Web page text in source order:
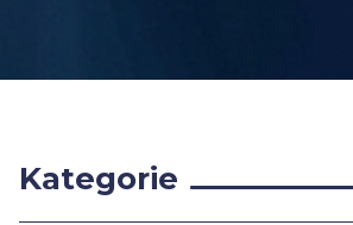
Kategorie